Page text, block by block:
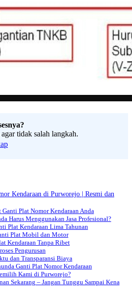
tidak salah langkah.
Kendaraan di Purworejo | Resmi dan
Ganti Plat Nomor Kendaraan Anda
Harus Menggunakan Jasa Profesional?
Plat Kendaraan Lima Tahunan
Plat Mobil dan Motor
Kendaraan Tanpa Ribet
Pengurusan
dan Transparansi Biaya
Ganti Plat Nomor Kendaraan
Kami di Purworejo?
Sekarang – Jangan Tunggu Sampai Kena